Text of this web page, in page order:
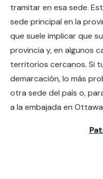
tramitar en esa sede.
sede principal en la
que suele implicar que
provincia y, en algunos
territorios cercanos. Si
demarcación, lo más
otra sede del país o,
a la embajada en